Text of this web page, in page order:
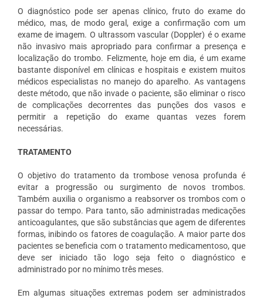
O diagnóstico pode ser apenas clínico, fruto do exame do
médico, mas, de modo geral, exige a confirmação com um
exame de imagem. O ultrassom vascular (Doppler) é o exame
não invasivo mais apropriado para confirmar a presença e
localização do trombo. Felizmente, hoje em dia, é um exame
bastante disponível em clínicas e hospitais e existem muitos
médicos especialistas no manejo do aparelho. As vantagens
deste método, que não invade o paciente, são eliminar o risco
de complicações decorrentes das punções dos vasos e
permitir a repetição do exame quantas vezes forem
necessárias.
TRATAMENTO
O objetivo do tratamento da trombose venosa profunda é
evitar a progressão ou surgimento de novos trombos.
Também auxilia o organismo a reabsorver os trombos com o
passar do tempo. Para tanto, são administradas medicações
anticoagulantes, que são substâncias que agem de diferentes
formas, inibindo os fatores de coagulação. A maior parte dos
pacientes se beneficia com o tratamento medicamentoso, que
deve ser iniciado tão logo seja feito o diagnóstico e
administrado por no mínimo três meses.
Em algumas situações extremas podem ser administrados